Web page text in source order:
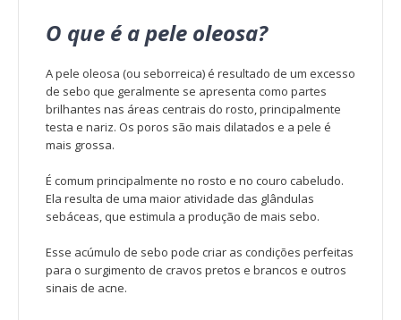
O que é a pele oleosa?
A pele oleosa (ou seborreica) é resultado de um excesso
de sebo que geralmente se apresenta como partes
brilhantes nas áreas centrais do rosto, principalmente
testa e nariz. Os poros são mais dilatados e a pele é
mais grossa.
É comum principalmente no rosto e no couro cabeludo.
Ela resulta de uma maior atividade das glândulas
sebáceas, que estimula a produção de mais sebo.
Esse acúmulo de sebo pode criar as condições perfeitas
para o surgimento de cravos pretos e brancos e outros
sinais de acne.